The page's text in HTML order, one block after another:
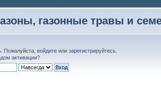
газонные травы и
. Пожалуйста,войдите илизарегистрируйтесь
активации?